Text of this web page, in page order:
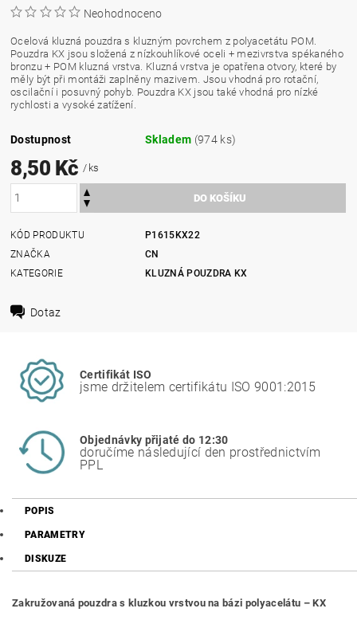
Neohodnoceno
Ocelová kluzná pouzdra s kluzným povrchem z polyacetátu POM.
Pouzdra KX jsou složená z nízkouhlíkové oceli + mezivrstva spékaného
bronzu + POM kluzná vrstva. Kluzná vrstva je opatřena otvory, které by
měly být při montáži zaplněny mazivem. Jsou vhodná pro rotační,
oscilační i posuvný pohyb. Pouzdra KX jsou také vhodná pro nízké
rychlosti a vysoké zatížení.
Dostupnost Skladem (974 ks)
8,50 Kč/ ks
KÓD PRODUKTU
P1615KX22
ZNAČKA
CN
KATEGORIE
KLUZNÁ POUZDRA KX
Dotaz
Certifikát ISO
jsme držitelem certifikátu ISO 9001:2015
Objednávky přijaté do 12:30
doručíme následující den prostřednictvím
PPL
POPIS
PARAMETRY
DISKUZE
Zakružovaná pouzdra s kluzkou vrstvou na bázi polyacelátu – KX